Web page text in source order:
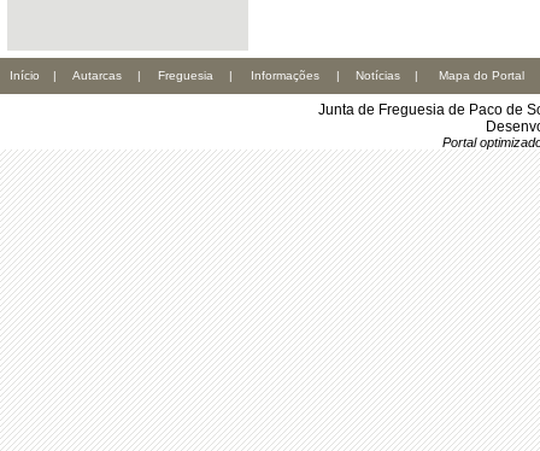
Início | Autarcas | Freguesia | Informações | Notícias | Mapa do Portal
Junta de Freguesia de Paco de
Portal